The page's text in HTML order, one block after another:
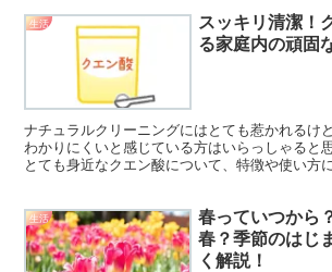
生活
スッキリ清潔！
る家庭内の頑固
ナチュラルクリーニングにはとても惹かれるけ
わかりにくいと感じている方はいらっしゃると
とても身近なクエン酸について、特徴や使い方
生活
春っていつから
春？季節のはじ
く解説！